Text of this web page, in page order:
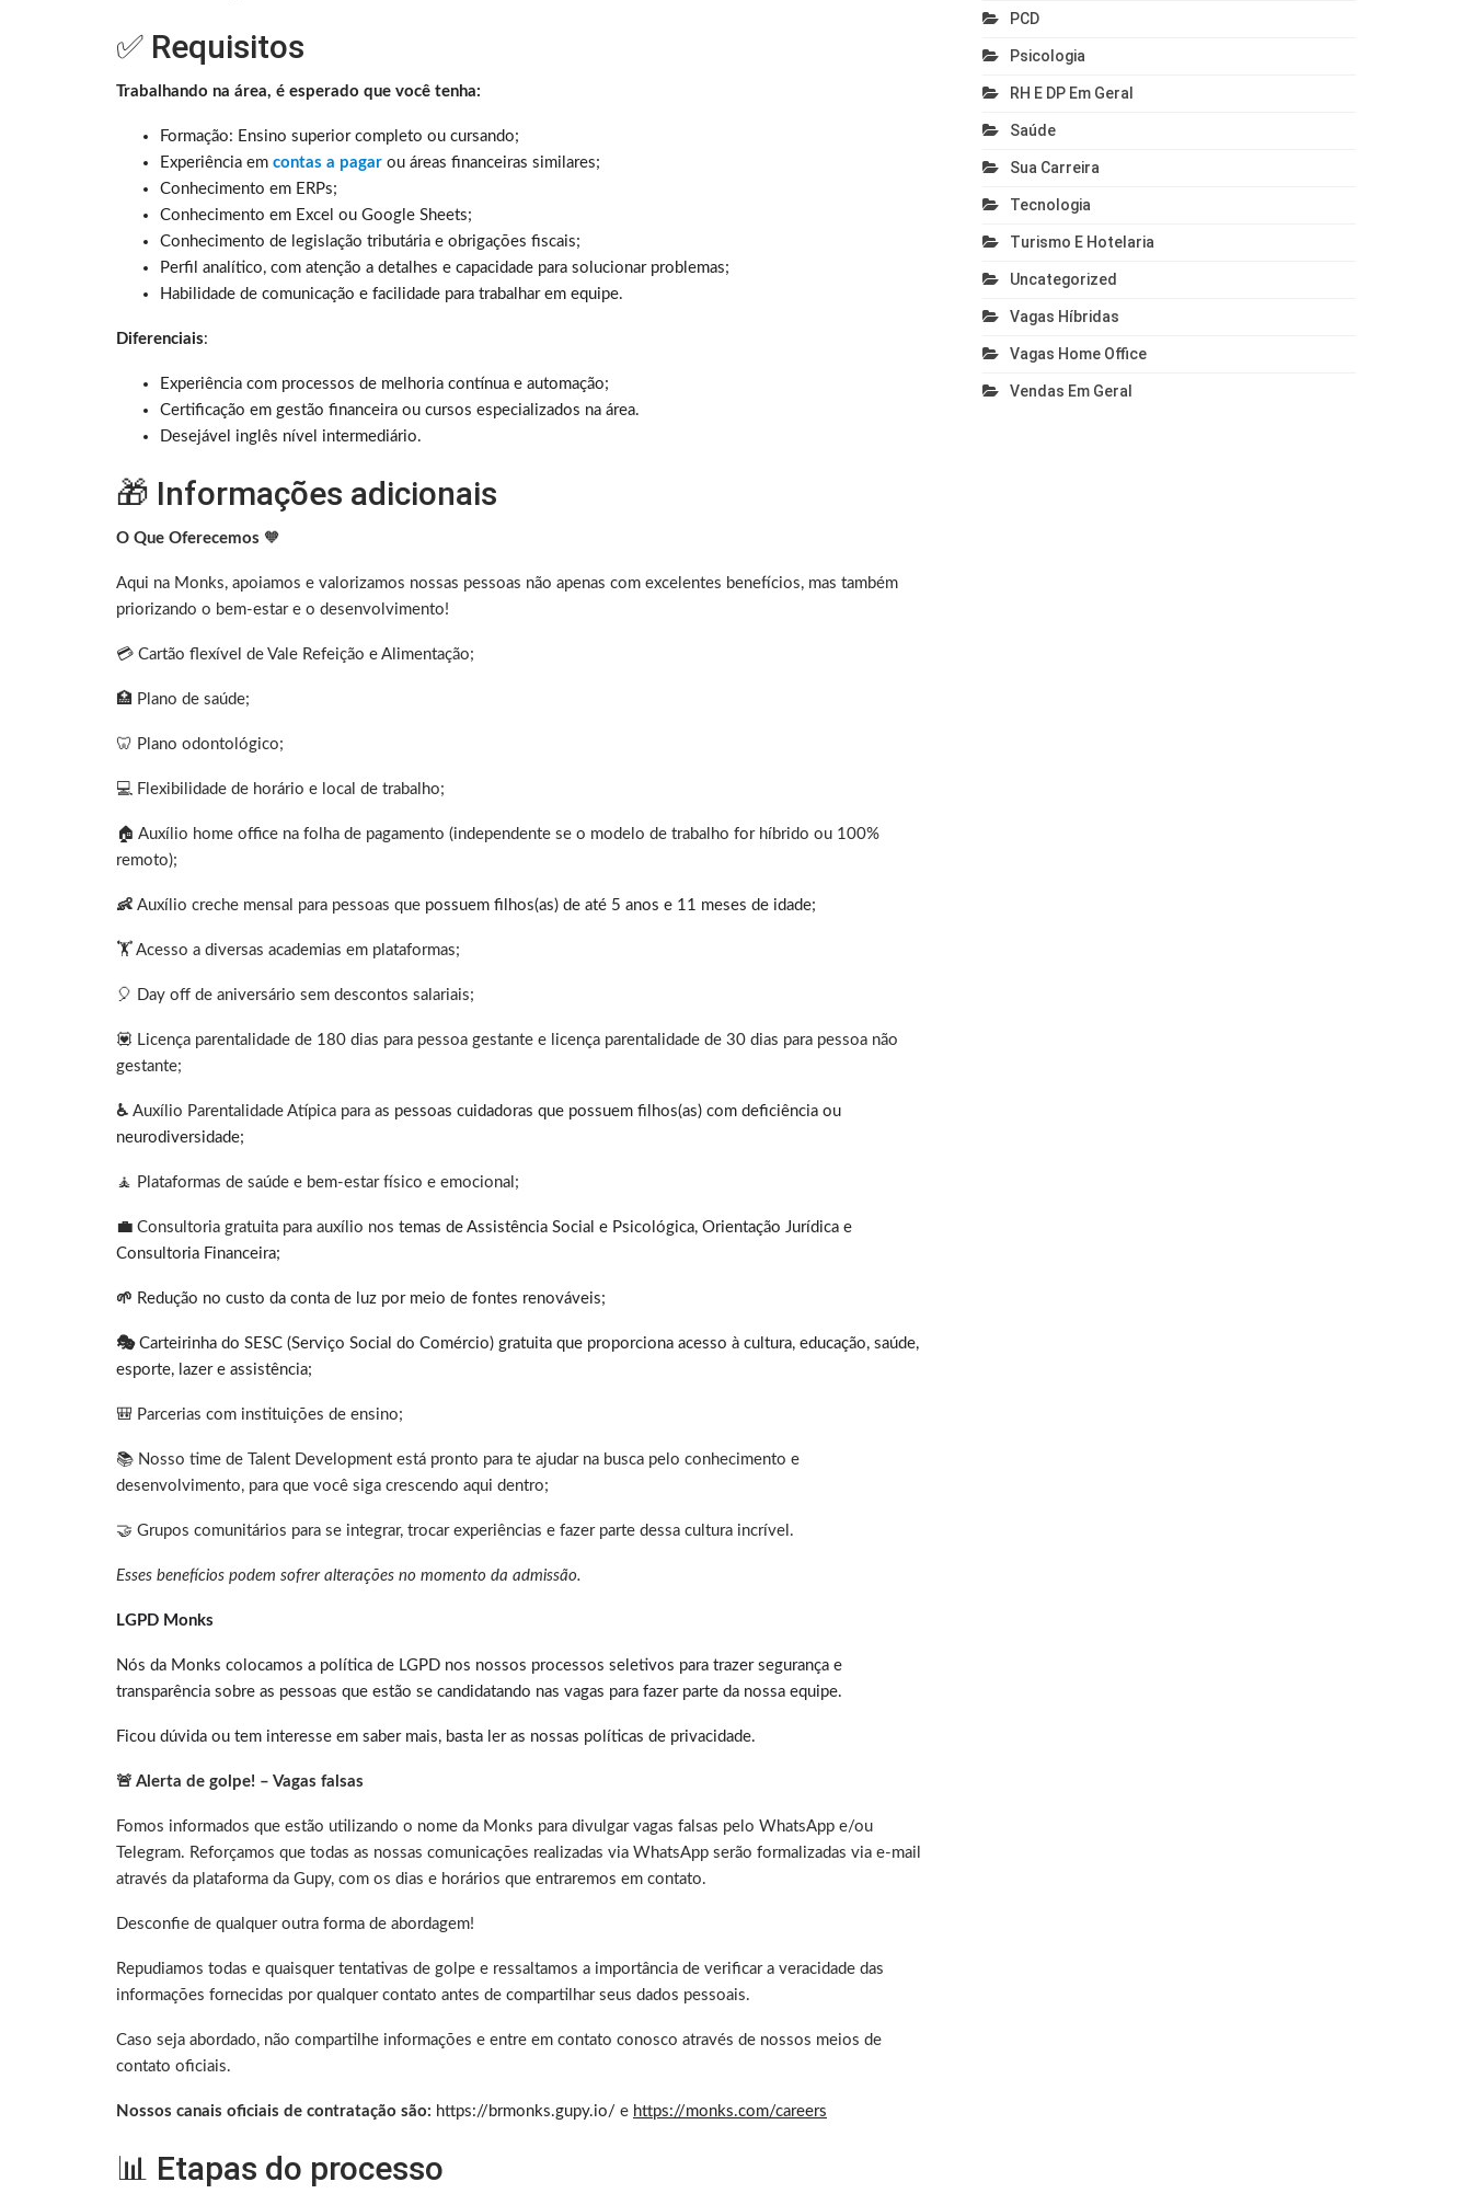
✅ Requisitos
Trabalhando na área, é esperado que você tenha:
Formação: Ensino superior completo ou cursando;
Experiência em contas a pagar ou áreas financeiras similares;
Conhecimento em ERPs;
Conhecimento em Excel ou Google Sheets;
Conhecimento de legislação tributária e obrigações fiscais;
Perfil analítico, com atenção a detalhes e capacidade para solucionar problemas;
Habilidade de comunicação e facilidade para trabalhar em equipe.
Diferenciais:
Experiência com processos de melhoria contínua e automação;
Certificação em gestão financeira ou cursos especializados na área.
Desejável inglês nível intermediário.
🎁 Informações adicionais
O Que Oferecemos 🧡
Aqui na Monks, apoiamos e valorizamos nossas pessoas não apenas com excelentes benefícios, mas também
priorizando o bem-estar e o desenvolvimento!
💳 Cartão flexível de Vale Refeição e Alimentação;
🏥 Plano de saúde;
🦷 Plano odontológico;
💻 Flexibilidade de horário e local de trabalho;
🏠 Auxílio home office na folha de pagamento (independente se o modelo de trabalho for híbrido ou 100%
remoto);
👶 Auxílio creche mensal para pessoas que possuem filhos(as) de até 5 anos e 11 meses de idade;
🏋️ Acesso a diversas academias em plataformas;
🎈 Day off de aniversário sem descontos salariais;
💟 Licença parentalidade de 180 dias para pessoa gestante e licença parentalidade de 30 dias para pessoa não
gestante;
♿ Auxílio Parentalidade Atípica para as pessoas cuidadoras que possuem filhos(as) com deficiência ou
neurodiversidade;
🧘 Plataformas de saúde e bem-estar físico e emocional;
💼 Consultoria gratuita para auxílio nos temas de Assistência Social e Psicológica, Orientação Jurídica e
Consultoria Financeira;
🌱 Redução no custo da conta de luz por meio de fontes renováveis;
🎭 Carteirinha do SESC (Serviço Social do Comércio) gratuita que proporciona acesso à cultura, educação, saúde,
esporte, lazer e assistência;
🎒 Parcerias com instituições de ensino;
📚 Nosso time de Talent Development está pronto para te ajudar na busca pelo conhecimento e
desenvolvimento, para que você siga crescendo aqui dentro;
🤝 Grupos comunitários para se integrar, trocar experiências e fazer parte dessa cultura incrível.
Esses benefícios podem sofrer alterações no momento da admissão.
LGPD Monks
Nós da Monks colocamos a política de LGPD nos nossos processos seletivos para trazer segurança e
transparência sobre as pessoas que estão se candidatando nas vagas para fazer parte da nossa equipe.
Ficou dúvida ou tem interesse em saber mais, basta ler as nossas políticas de privacidade.
🚨 Alerta de golpe! – Vagas falsas
Fomos informados que estão utilizando o nome da Monks para divulgar vagas falsas pelo WhatsApp e/ou
Telegram. Reforçamos que todas as nossas comunicações realizadas via WhatsApp serão formalizadas via e-mail
através da plataforma da Gupy, com os dias e horários que entraremos em contato.
Desconfie de qualquer outra forma de abordagem!
Repudiamos todas e quaisquer tentativas de golpe e ressaltamos a importância de verificar a veracidade das
informações fornecidas por qualquer contato antes de compartilhar seus dados pessoais.
Caso seja abordado, não compartilhe informações e entre em contato conosco através de nossos meios de
contato oficiais.
Nossos canais oficiais de contratação são: https://brmonks.gupy.io/ e https://monks.com/careers
📊 Etapas do processo
PCD
Psicologia
RH E DP Em Geral
Saúde
Sua Carreira
Tecnologia
Turismo E Hotelaria
Uncategorized
Vagas Híbridas
Vagas Home Office
Vendas Em Geral